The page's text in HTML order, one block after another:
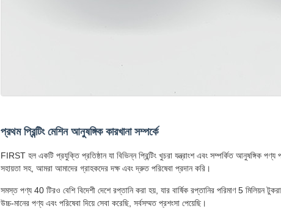
প্রথম প্রিন্টিং মেশিন আনুষঙ্গিক কারখানা সম্পর্কে
FIRST হল একটি প্রযুক্তি প্রতিষ্ঠান যা বিভিন্ন প্রিন্টিং খুচরা যন্ত্রাংশ এবং সম্পর্কিত আনুষঙ্গিক পণ্য
সহায়তা সহ, আমরা আমাদের গ্রাহকদের দক্ষ এবং দ্রুত পরিষেবা প্রদান করি।
সমস্ত পণ্য 40 টিরও বেশি বিদেশী দেশে রপ্তানি করা হয়, যার বার্ষিক রপ্তানির পরিমাণ 5 মিলিয়ন
উচ্চ-মানের পণ্য এবং পরিষেবা দিয়ে সেবা করেছি, সর্বসম্মত প্রশংসা পেয়েছি।